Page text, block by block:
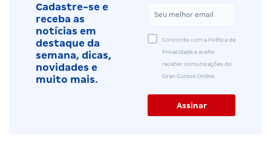
Cadastre-se e
receba as
notícias em
destaque da
semana, dicas,
novidades e
muito mais.
Concordo com a Política de
Privacidade e aceito
receber comunicações do
Gran Cursos Online.